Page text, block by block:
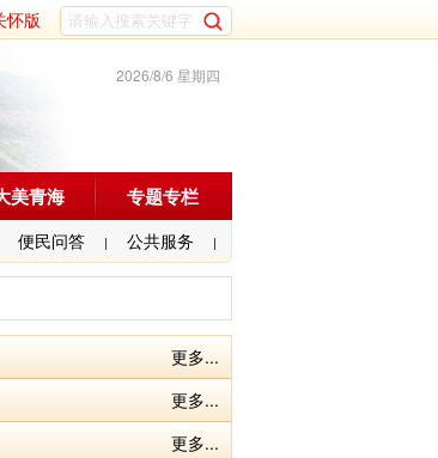
怀版
2026/8/6 星期四
便民问答 | 公共服务 |
美青海 专题专栏
更多...
更多...
更多...